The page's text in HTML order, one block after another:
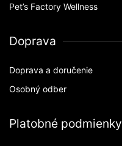
Pet’s Factory Wellness
Doprava
Doprava a doručenie
Osobný odber
Platobné podmienky